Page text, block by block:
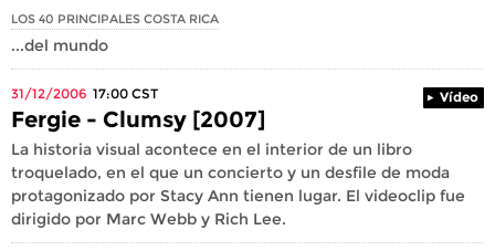
LOS 40 PRINCIPALES COSTA RICA
...del mundo
31/12/2006 17:00 CST Vídeo
Fergie - Clumsy [2007]
La historia visual acontece en el interior de un libro
troquelado, en el que un concierto y un desfile de moda
protagonizado por Stacy Ann tienen lugar. El videoclip fue
dirigido por Marc Webb y Rich Lee.